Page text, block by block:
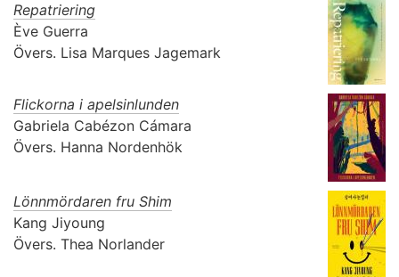
Repatriering
Ève Guerra
Övers. Lisa Marques Jagemark
Flickorna i apelsinlunden
Gabriela Cabézon Cámara
Övers. Hanna Nordenhök
Lönnmördaren fru Shim
Kang Jiyoung
Övers. Thea Norlander